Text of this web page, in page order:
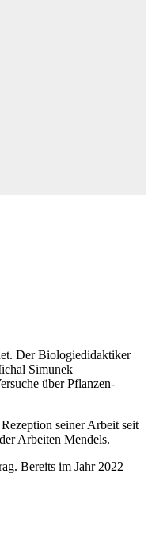
Der Biologiedidaktiker
Simunek
über Pflanzen-
seiner Arbeit seit
Arbeiten Mendels.
Bereits im Jahr 2022